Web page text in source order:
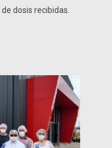
dosis recibidas.